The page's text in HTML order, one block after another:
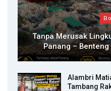
Tanpa Merusak
Panang –
Alambri
Tambang